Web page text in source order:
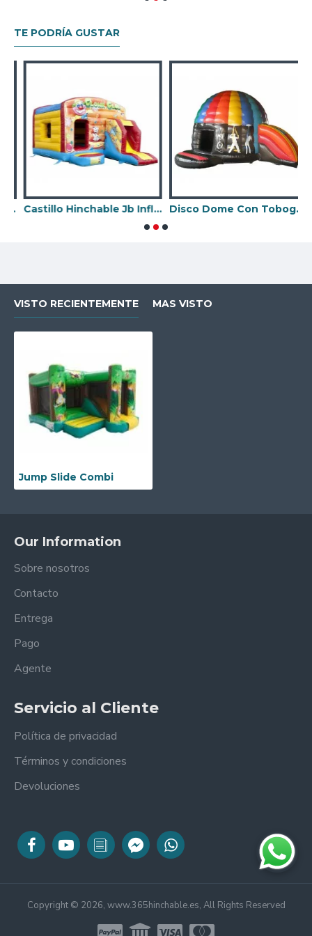
TE PODRÍA GUSTAR
Castillo Hinchable Jb Inflatables Disco Dome Con Tobogan
VISTO RECIENTEMENTE MAS VISTO
Jump Slide Combi
Our Information
Sobre nosotros
Contacto
Entrega
Pago
Agente
Servicio al Cliente
Política de privacidad
Términos y condiciones
Devoluciones
Copyright © 2026, www.365hinchable.es, All Rights Reserved